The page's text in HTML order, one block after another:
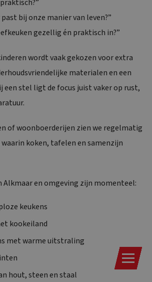
bij onze manier van leven?”
gezellig én praktisch in?”
wordt vaak gekozen voor extra
materialen en een
een stel ligt de focus juist vaker op rust,
of woonboerderijen zien we regelmatig
koken, tafelen en samenzijn
Alkmaar en omgeving zijn momenteel:
keukens
kookeiland
met warme uitstraling
hout, steen en staal